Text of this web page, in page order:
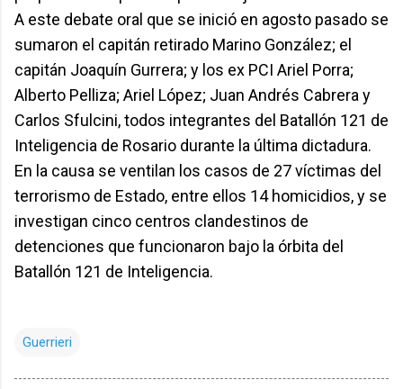
A este debate oral que se inició en agosto pasado se
sumaron el capitán retirado Marino González; el
capitán Joaquín Gurrera; y los ex PCI Ariel Porra;
Alberto Pelliza; Ariel López; Juan Andrés Cabrera y
Carlos Sfulcini, todos integrantes del Batallón 121 de
Inteligencia de Rosario durante la última dictadura.
En la causa se ventilan los casos de 27 víctimas del
terrorismo de Estado, entre ellos 14 homicidios, y se
investigan cinco centros clandestinos de
detenciones que funcionaron bajo la órbita del
Batallón 121 de Inteligencia.
Guerrieri